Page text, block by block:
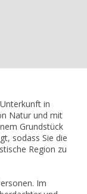
in
Natur und mit
Grundstück
sodass Sie die
Region zu
Im